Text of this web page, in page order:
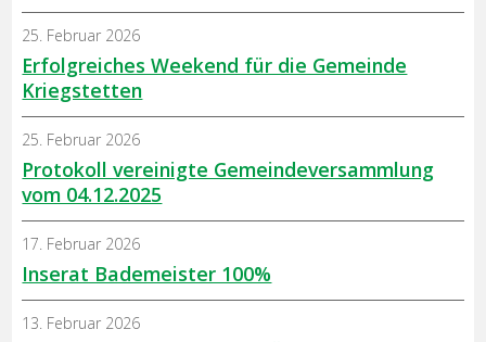
Erfolgreiches Weekend für die Gemeinde
Kriegstetten
25. Februar 2026
Protokoll vereinigte Gemeindeversammlung
vom 04.12.2025
25. Februar 2026
Inserat Bademeister 100%
17. Februar 2026
13. Februar 2026